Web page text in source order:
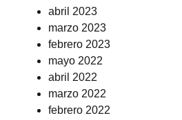
abril 2023
marzo 2023
febrero 2023
mayo 2022
abril 2022
marzo 2022
febrero 2022